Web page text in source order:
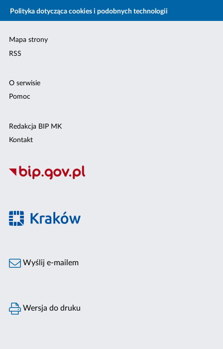
Polityka dotycząca cookies i podobnych technologii
Mapa strony
RSS
O serwisie
Pomoc
Redakcja BIP MK
Kontakt
Wyślij e-mailem
Wersja do druku